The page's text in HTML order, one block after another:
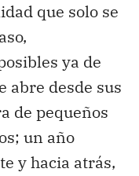
que solo se
ya de
abre desde sus
de pequeños
un año
y hacia atrás,